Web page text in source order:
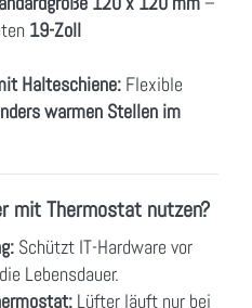
19-Zoll
Halteschiene: Flexible
warmen Stellen im
mit Thermostat nutzen?
Schützt IT-Hardware vor
Lebensdauer.
Lüfter läuft nur bei